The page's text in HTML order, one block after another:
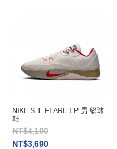
NIKE S.T. FLARE EP 男 籃球
鞋
NT$4,100
NT$3,690